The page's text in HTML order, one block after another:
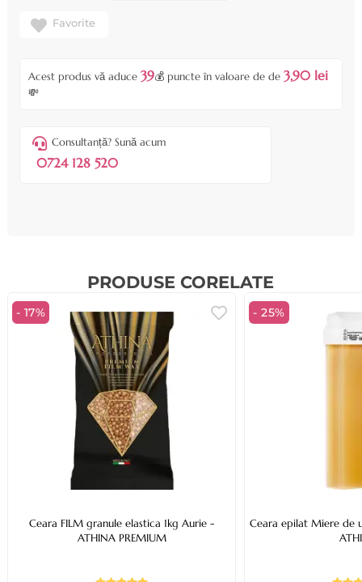
Favorite
Acest produs vă aduce 39💰 puncte în valoare de de 3,90 lei
💸
Consultanță? Sună acum
0724 128 520
PRODUSE CORELATE
- 17%
Ceara FILM granule elastica 1kg Aurie -
ATHINA PREMIUM
- 25%
Ceara epilat Miere de